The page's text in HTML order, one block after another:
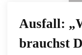
Ausfall:
brauchst